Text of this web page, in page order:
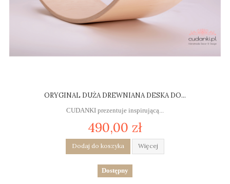
ORYGINAL DUŻA DREWNIANA DESKA DO...
CUDANKI prezentuje inspirującą...
490,00 zł
Dodaj do koszyka Więcej
Dostępny